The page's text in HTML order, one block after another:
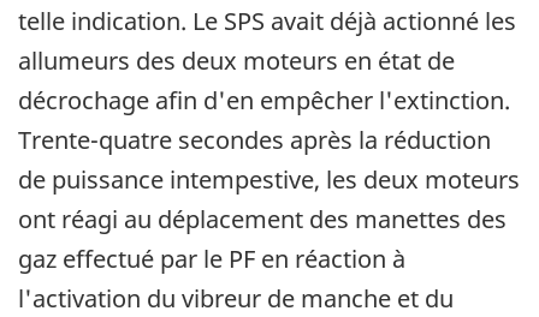
telle indication. Le SPS avait déjà actionné les
allumeurs des deux moteurs en état de
décrochage afin d'en empêcher l'extinction.
Trente-quatre secondes après la réduction
de puissance intempestive, les deux moteurs
ont réagi au déplacement des manettes des
gaz effectué par le PF en réaction à
l'activation du vibreur de manche et du